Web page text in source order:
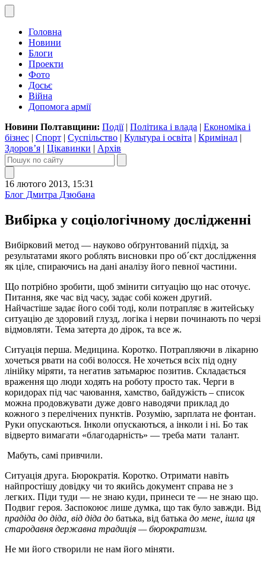
Головна
Новини
Блоги
Проекти
Фото
Досьє
Війна
Допомога армії
Новини Полтавщини: Події| Політика і влада | Економіка і
бізнес | Спорт | Суспільство | Культура і освіта | Кримінал |
Здоров’я | Цікавинки | Архів
16 лютого 2013, 15:31
Блог Дмитра Дзюбана
Вибірка у соціологічному дослідженні
Вибірковий метод — науково обґрунтований підхід, за
результатами якого роблять висновки про об´єкт дослідження
як ціле, спираючись на дані аналізу його певної частини.
Що потрібно зробити, щоб змінити ситуацію що нас оточує.
Питання, яке час від часу, задає собі кожен другий.
Найчастіше задає його собі тоді, коли потрапляє в житейську
ситуацію де здоровий глузд, логіка і нерви починають по черзі
відмовляти. Тема затерта до дірок, та все ж.
Ситуація перша. Медицина. Коротко. Потрапляючи в лікарню
хочеться рвати на собі волосся. Не хочеться всіх під одну
лінійку міряти, та негатив затьмарює позитив. Складається
враження що люди ходять на роботу просто так. Черги в
коридорах під час чаювання, хамство, байдужість – список
можна продовжувати дуже довго наводячи приклад до
кожного з перелічених пунктів. Розумію, зарплата не фонтан.
Руки опускаються. Інколи опускаються, а інколи і ні. Бо так
відверто вимагати «благодарність» — треба мати талант.
Мабуть, самі привчили.
Ситуація друга. Бюрократія. Коротко. Отримати навіть
найпростішу довідку чи то якийсь документ справа не з
легких. Піди туди — не знаю куди, принеси те — не знаю що.
Подвиг героя. Заспокоює лише думка, що так було завжди. Від
прадіда до діда від діда до батька, від батька до мене, ішла ця
стародавня державна традиція — бюрократизм.
Не ми його створили не нам його міняти.